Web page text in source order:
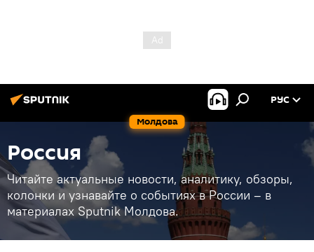
Молдова
РУС
Россия
Читайте актуальные новости, аналитику, обзоры,
колонки и узнавайте о событиях в России – в
материалах Sputnik Молдова.